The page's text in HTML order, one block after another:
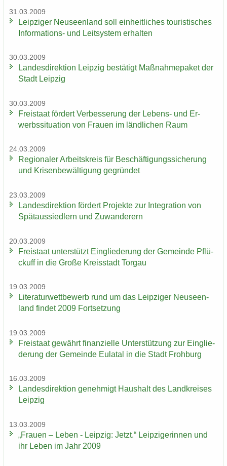
31.03.2009
Leip­zi­ger Neu­seen­land soll ein­heit­li­ches tou­ris­ti­sches
Informations-​ und Leit­sys­tem er­hal­ten
30.03.2009
Lan­des­di­rek­ti­on Leip­zig be­stä­tigt Maß­nah­me­pa­ket der
Stadt Leip­zig
30.03.2009
Frei­staat för­dert Ver­bes­se­rung der Lebens-​ und Er­
werbs­si­tua­ti­on von Frau­en im länd­li­chen Raum
24.03.2009
Re­gio­na­ler Ar­beits­kreis für Be­schäf­ti­gungs­si­che­rung
und Kri­sen­be­wäl­ti­gung ge­grün­det
23.03.2009
Lan­des­di­rek­ti­on för­dert Pro­jek­te zur In­te­gra­ti­on von
Spät­aus­sied­lern und Zu­wan­de­rern
20.03.2009
Frei­staat un­ter­stützt Ein­glie­de­rung der Ge­mein­de Pflü­
ckuff in die Große Kreis­stadt Tor­gau
19.03.2009
Li­te­ra­tur­wett­be­werb rund um das Leip­zi­ger Neu­seen­
land fin­det 2009 Fort­set­zung
19.03.2009
Frei­staat ge­währt fi­nan­zi­el­le Un­ter­stüt­zung zur Ein­glie­
de­rung der Ge­mein­de Eu­la­tal in die Stadt Froh­burg
16.03.2009
Lan­des­di­rek­ti­on ge­neh­migt Haus­halt des Land­krei­ses
Leip­zig
13.03.2009
„Frau­en – Leben - Leip­zig: Jetzt.“ Leip­zi­ge­rin­nen und
ihr Leben im Jahr 2009